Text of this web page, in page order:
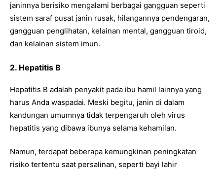
janinnya berisiko mengalami berbagai gangguan seperti
sistem saraf pusat janin rusak, hilangannya pendengaran,
gangguan penglihatan, kelainan mental, gangguan tiroid,
dan kelainan sistem imun.
2. Hepatitis B
Hepatitis B adalah penyakit pada ibu hamil lainnya yang
harus Anda waspadai. Meski begitu, janin di dalam
kandungan umumnya tidak terpengaruh oleh virus
hepatitis yang dibawa ibunya selama kehamilan.
Namun, terdapat beberapa kemungkinan peningkatan
risiko tertentu saat persalinan, seperti bayi lahir